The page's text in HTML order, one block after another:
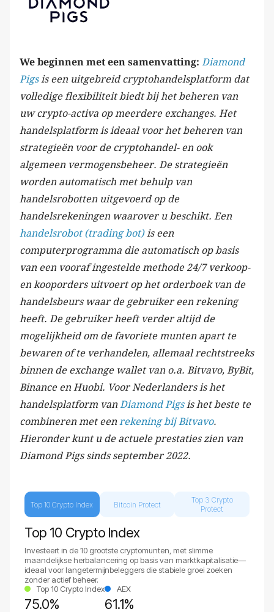
We beginnen met een samenvatting: Diamond
Pigsis een uitgebreid cryptohandelsplatform dat
volledige flexibiliteit biedt bij het beheren van
uw crypto-activa op meerdere exchanges. Het
handelsplatform is ideaal voor het beheren van
strategieën voor de cryptohandel- en ook
algemeen vermogensbeheer. De strategieën
worden automatisch met behulp van
handelsrobotten uitgevoerd op de
handelsrekeningen waarover u beschikt. Een
handelsrobot (trading bot)is een
computerprogramma die automatisch op basis
van een vooraf ingestelde methode 24/7 verkoop-
en kooporders uitvoert op het orderboek van de
handelsbeurs waar de gebruiker een rekening
heeft. De gebruiker heeft verder altijd de
mogelijkheid om de favoriete munten apart te
bewaren of te verhandelen, allemaal rechtstreeks
binnen de exchange wallet van o.a. Bitvavo, ByBit,
Binance en Huobi. Voor Nederlanders is het
handelsplatform van Diamond Pigsis het beste te
combineren met een rekening bij Bitvavo.
Hieronder kunt u de actuele prestaties zien van
Diamond Pigs sinds september 2022.